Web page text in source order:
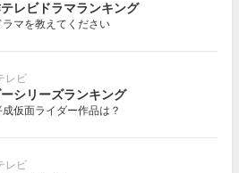
レビドラマランキング
マを教えてください
レビ
シリーズランキング
仮面ライダー作品は？
レビ